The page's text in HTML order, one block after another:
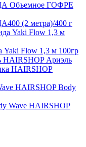
Объемное ГОФРЕ
(2 метра)/400 г
Yaki Flow 1,3 м 100гр
HAIRSHOP Ариэль
HAIRSHOP
HAIRSHOP Body
HAIRSHOP